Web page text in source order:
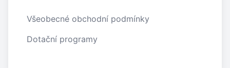
Všeobecné obchodní podmínky
Dotační programy